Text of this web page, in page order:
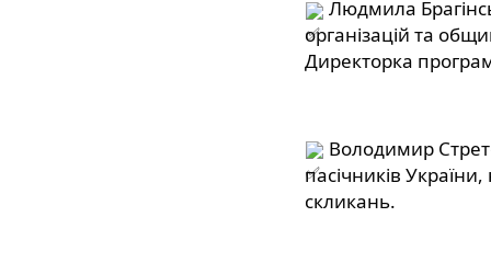
Людмила
організацій та
Директорка
Володимир
пасічників
скликань.